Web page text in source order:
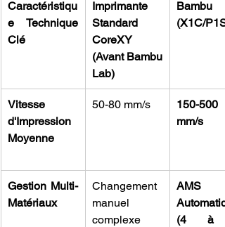
Caractéristiqu
e Technique
Clé
Imprimante
Standard
CoreXY
(Avant Bambu
Lab)
Bambu
(X1C/P1S)
Vitesse
d'Impression
Moyenne
50-80 mm/s
150-500
mm/s
Gestion Multi-
Matériaux
Changement
manuel
complexe
AMS
(4 à